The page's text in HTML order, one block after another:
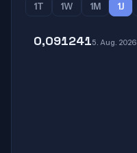
1T
1W 1M 1J
0,0912415. Aug. 2026